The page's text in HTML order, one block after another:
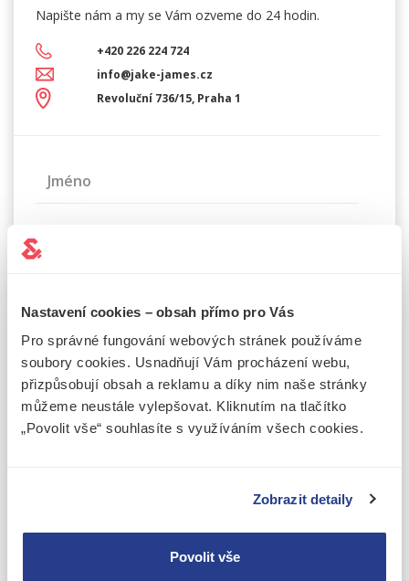
Nastavení cookies – obsah přímo pro Vás
Pro správné fungování webových stránek používáme
soubory cookies. Usnadňují Vám procházení webu,
přizpůsobují obsah a reklamu a díky nim naše stránky
můžeme neustále vylepšovat. Kliknutím na tlačítko
„Povolit vše“ souhlasíte s využíváním všech cookies.
Zobrazit detaily
Povolit vše
Napište nám a my se Vám ozveme do 24 hodin.
+420 226 224 724
info@jake-james.cz
Revoluční 736/15, Praha 1
Jméno
Telefonní číslo
E-mail
Zpráva